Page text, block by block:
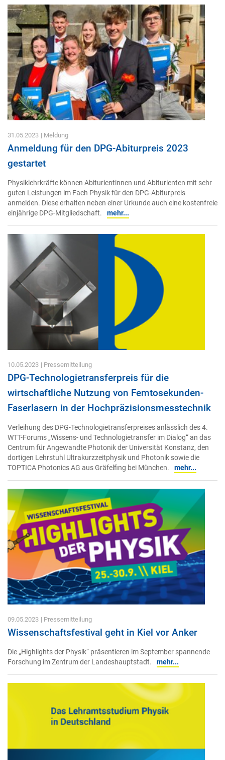
31.05.2023 | Meldung
Anmeldung für den DPG-Abiturpreis 2023
gestartet
Physiklehrkräfte können Abiturientinnen und Abiturienten mit sehr
guten Leistungen im Fach Physik für den DPG-Abiturpreis
anmelden. Diese erhalten neben einer Urkunde auch eine kostenfreie
einjährige DPG-Mitgliedschaft.
mehr...
10.05.2023 | Pressemitteilung
DPG-Technologietransferpreis für die
wirtschaftliche Nutzung von Femtosekunden-
Faserlasern in der Hochpräzisionsmesstechnik
Verleihung des DPG-Technologietransferpreises anlässlich des 4.
WTT-Forums „Wissens- und Technologietransfer im Dialog“ an das
Centrum für Angewandte Photonik der Universität Konstanz, den
dortigen Lehrstuhl Ultrakurzzeitphysik und Photonik sowie die
TOPTICA Photonics AG aus Gräfelfing bei München.
mehr...
09.05.2023 | Pressemitteilung
Wissenschaftsfestival geht in Kiel vor Anker
Die „Highlights der Physik“ präsentieren im September spannende
Forschung im Zentrum der Landeshauptstadt.
mehr...